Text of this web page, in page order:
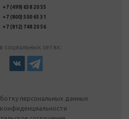
+7 (499) 638 20 55
+7 (800) 500 65 31
+7 (812) 748 20 56
социальных сетях:
персональных данных